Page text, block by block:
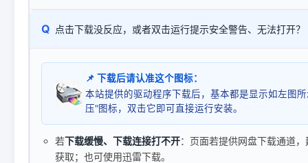
Q 点击下载没反应，或者双击运行提示安全警告、无法打开？
📌 下载后请认准这个图标：
本站提供的驱动程序下载后，基本都是显示如左图
压"图标，双击它即可直接运行安装。
若下载缓慢、下载连接打不开：页面若提供网盘下载通道
获取；也可使用迅雷下载。